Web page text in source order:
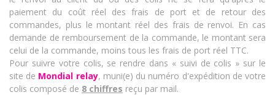
paiement du coût réel des frais de port et de retour des
commandes, plus le montant réel des frais de renvoi. En cas
demande de remboursement de la commande, le montant sera
celui de la commande, moins tous les frais de port réel TTC.
Pour suivre votre colis, se rendre dans « suivi de colis » sur le
site de Mondial relay, muni(e) du numéro d'expédition de votre
colis composé de 8 chiffres reçu par mail.